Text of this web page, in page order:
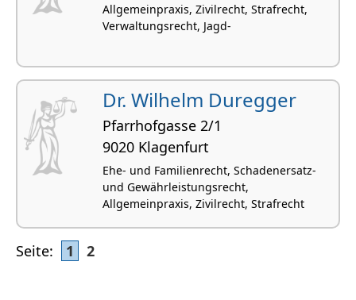
Allgemeinpraxis, Zivilrecht, Strafrecht,
Verwaltungsrecht, Jagd-
Dr. Wilhelm Duregger
Pfarrhofgasse 2/1
9020 Klagenfurt
Ehe- und Familienrecht, Schadenersatz-
und Gewährleistungsrecht,
Allgemeinpraxis, Zivilrecht, Strafrecht
Seite: 1 2